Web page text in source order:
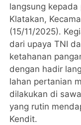
langsung kepada
Klatakan,
(15/11/2025).
dari upaya TNI
ketahanan
dengan hadir
lahan pertanian
dilakukan di
yang rutin
Kendit.